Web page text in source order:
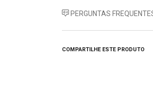
PERGUNTAS
COMPARTILHE ESTE PRODUTO